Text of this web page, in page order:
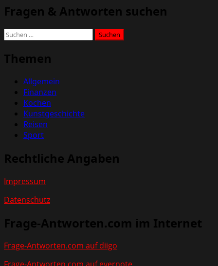
Fragen & Antworten suchen
Suchen
Themen
Allgemein
Finanzen
Kochen
Kunstgeschichte
Reisen
Sport
Rechtliche Angaben
Impressum
Datenschutz
Frage-Antworten.com im Internet
Frage-Antworten.com auf diigo